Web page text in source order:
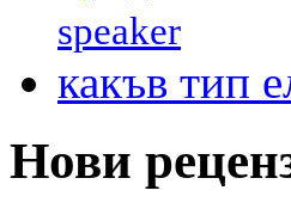
speaker
какъв тип
Нови